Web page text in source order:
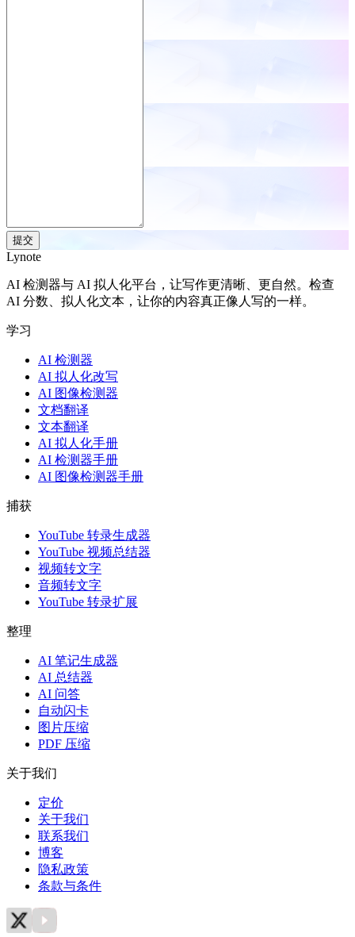
提交
Lynote
AI 检测器与 AI 拟人化平台，让写作更清晰、更自然。检查
AI 分数、拟人化文本，让你的内容真正像人写的一样。
学习
AI 检测器
AI 拟人化改写
AI 图像检测器
文档翻译
文本翻译
AI 拟人化手册
AI 检测器手册
AI 图像检测器手册
捕获
YouTube 转录生成器
YouTube 视频总结器
视频转文字
音频转文字
YouTube 转录扩展
整理
AI 笔记生成器
AI 总结器
AI 问答
自动闪卡
图片压缩
PDF 压缩
关于我们
定价
关于我们
联系我们
博客
隐私政策
条款与条件